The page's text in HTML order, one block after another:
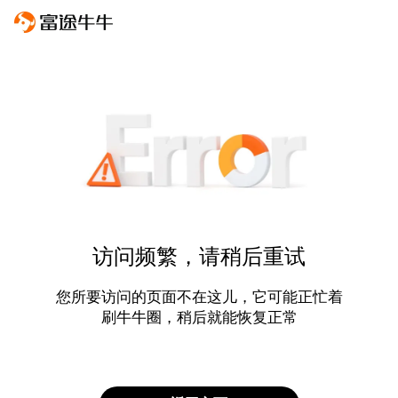
访问频繁，请稍后重试
您所要访问的页面不在这儿，它可能正忙着
刷牛牛圈，稍后就能恢复正常